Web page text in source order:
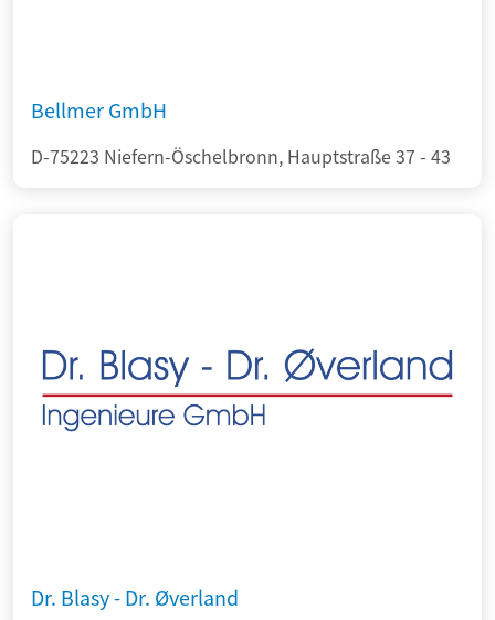
Bellmer GmbH
D-75223 Niefern-Öschelbronn, Hauptstraße 37 - 43
Dr. Blasy - Dr. Øverland